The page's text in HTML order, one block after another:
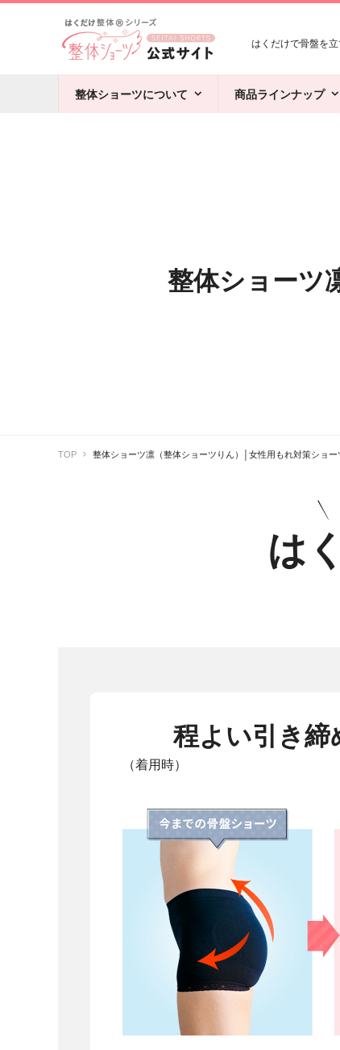
はくだけで骨盤を
整体ショーツについて 商品ラインナップ
整体ショーツ
TOP 整体ショーツ凛（整体ショーツりん）│女性用もれ対策ショー
は
程よい引き締
（着用時）